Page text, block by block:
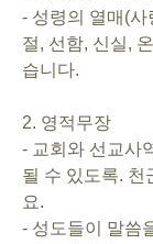
- 성령의 열매(사
절, 선함, 신실,
습니다.
2. 영적무장
- 교회와 선교사
될 수 있도록. 천
요.
- 성도들이 말씀